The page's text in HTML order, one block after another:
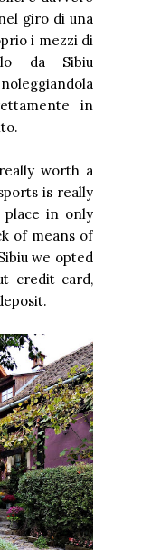
giro di una
i mezzi di
da Sibiu
in
worth a
is really
in only
of means of
we opted
credit card,